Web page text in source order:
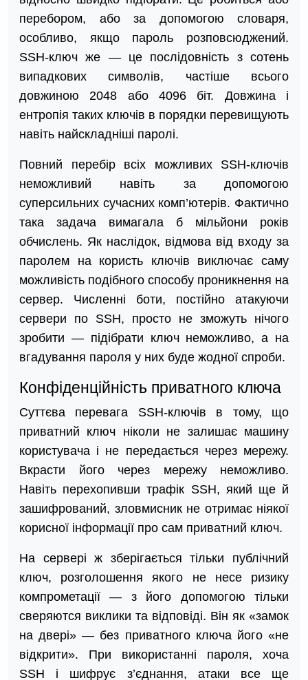
перебором, або за допомогою словаря,
особливо, якщо пароль розповсюджений.
SSH-ключ же — це послідовність з сотень
випадкових символів, частіше всього
довжиною 2048 або 4096 біт. Довжина і
ентропія таких ключів в порядки перевищують
навіть найскладніші паролі.
Повний перебір всіх можливих SSH-ключів
неможливий навіть за допомогою
суперсильних сучасних комп’ютерів. Фактично
така задача вимагала б мільйони років
обчислень. Як наслідок, відмова від входу за
паролем на користь ключів виключає саму
можливість подібного способу проникнення на
сервер. Численні боти, постійно атакуючи
сервери по SSH, просто не зможуть нічого
зробити — підібрати ключ неможливо, а на
вгадування пароля у них буде жодної спроби.
Конфіденційність приватного ключа
Суттєва перевага SSH-ключів в тому, що
приватний ключ ніколи не залишає машину
користувача і не передається через мережу.
Вкрасти його через мережу неможливо.
Навіть перехопивши трафік SSH, який ще й
зашифрований, зловмисник не отримає ніякої
корисної інформації про сам приватний ключ.
На сервері ж зберігається тільки публічний
ключ, розголошення якого не несе ризику
компрометації — з його допомогою тільки
сверяются виклики та відповіді. Він як «замок
на двері» — без приватного ключа його «не
відкрити». При використанні пароля, хоча
SSH і шифрує з’єднання, атаки все ще